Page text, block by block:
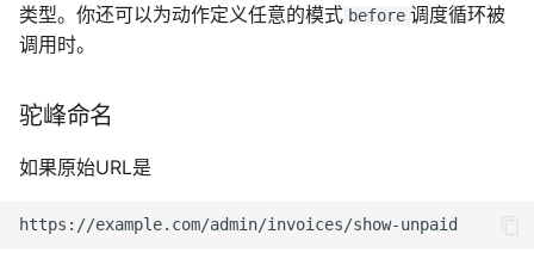
类型。你还可以为动作定义任意的模式 before 调度循环被
调用时。
驼峰命名
如果原始URL是